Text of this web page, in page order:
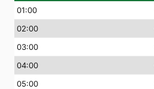
01:00
02:00
03:00
04:00
05:00